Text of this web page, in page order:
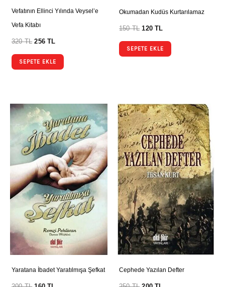
Vefatının Ellinci Yılında Veysel’e
Vefa Kitabı
320TL 256TL
SEPETE EKLE
Okumadan Kudüs Kurtarılamaz
150TL 120TL
SEPETE EKLE
Yaratana İbadet Yaratılmışa Şefkat Cephede Yazılan Defter